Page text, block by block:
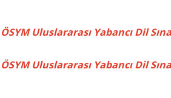
ÖSYM Uluslararası Yabancı Dil
ÖSYM Uluslararası Yabancı Dil